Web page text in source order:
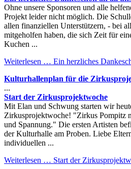
Ohne unsere Sponsoren und alle
Projekt leider nicht möglich. Die
allen finanziellen Unterstützern, - bei
mitgeholfen haben, die sich Zeit für
Kuchen ...
Weiterlesen … Ein herzliches
Kulturhallenplan für die
...
Start der Zirkusprojektwoche
Mit Elan und Schwung starten wir
Zirkusprojektwoche! "Zirkus Pompitz
und Spannung." Die ersten Artisten
der Kulturhalle am Proben. Liebe
individuellen ...
Weiterlesen … Start der